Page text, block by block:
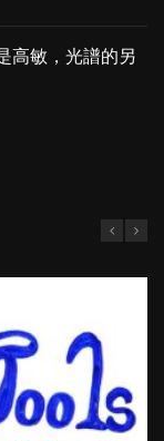
高敏，光譜的另